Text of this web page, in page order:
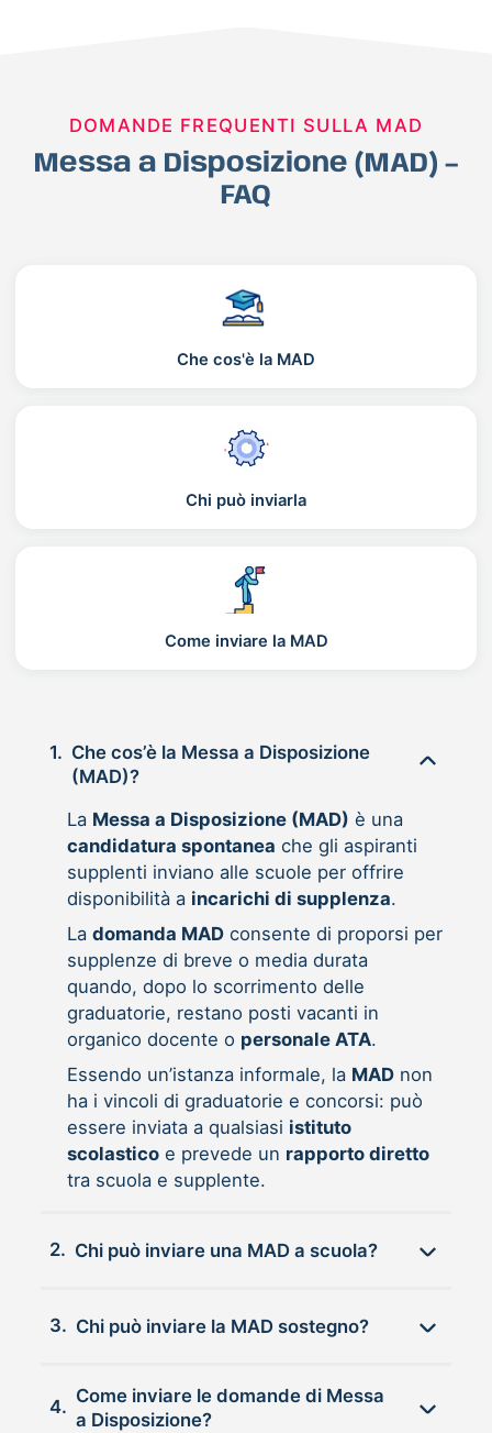
DOMANDE FREQUENTI SULLA MAD
Messa a Disposizione (MAD) –
FAQ
Che cos'è la MAD
Chi può inviarla
Come inviare la MAD
1. Che cos’è la Messa a Disposizione
(MAD)?
La Messa a Disposizione (MAD) è una
candidatura spontanea che gli aspiranti
supplenti inviano alle scuole per offrire
disponibilità a incarichi di supplenza.
La domanda MADconsente di proporsi per
supplenze di breve o media durata
quando, dopo lo scorrimento delle
graduatorie, restano posti vacanti in
organico docente o personale ATA.
Essendo un’istanza informale, la MADnon
ha i vincoli di graduatorie e concorsi: può
essere inviata a qualsiasi istituto
scolasticoe prevede un rapporto diretto
tra scuola e supplente.
2. Chi può inviare una MAD a scuola?
3. Chi può inviare la MAD sostegno?
4.
Come inviare le domande di Messa
a Disposizione?